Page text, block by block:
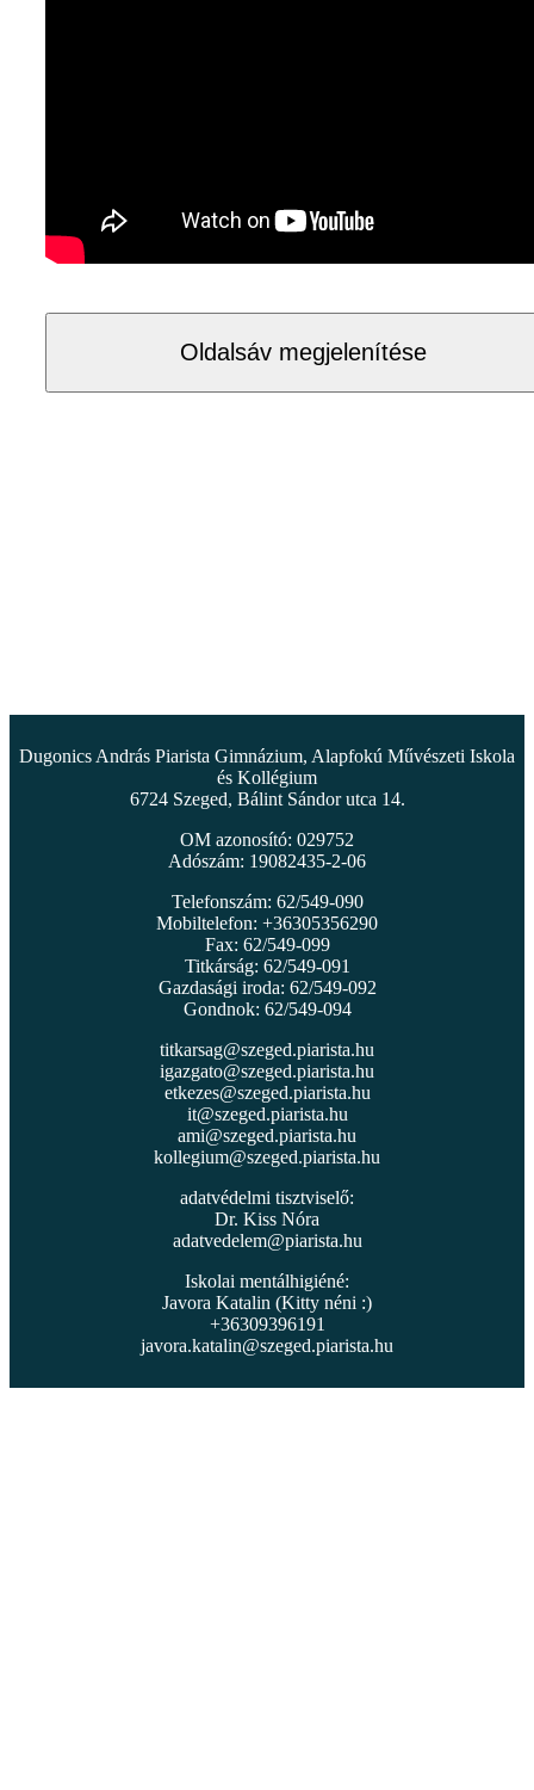
Oldalsáv megjelenítése
Dugonics András Piarista Gimnázium, Alapfokú Művészeti Iskola
és Kollégium
6724 Szeged, Bálint Sándor utca 14.
OM azonosító: 029752
Adószám: 19082435-2-06
Telefonszám: 62/549-090
Mobiltelefon: +36305356290
Fax: 62/549-099
Titkárság: 62/549-091
Gazdasági iroda: 62/549-092
Gondnok: 62/549-094
titkarsag@szeged.piarista.hu
igazgato@szeged.piarista.hu
etkezes@szeged.piarista.hu
it@szeged.piarista.hu
ami@szeged.piarista.hu
kollegium@szeged.piarista.hu
adatvédelmi tisztviselő:
Dr. Kiss Nóra
adatvedelem@piarista.hu
Iskolai mentálhigiéné:
Javora Katalin (Kitty néni :)
+36309396191
javora.katalin@szeged.piarista.hu